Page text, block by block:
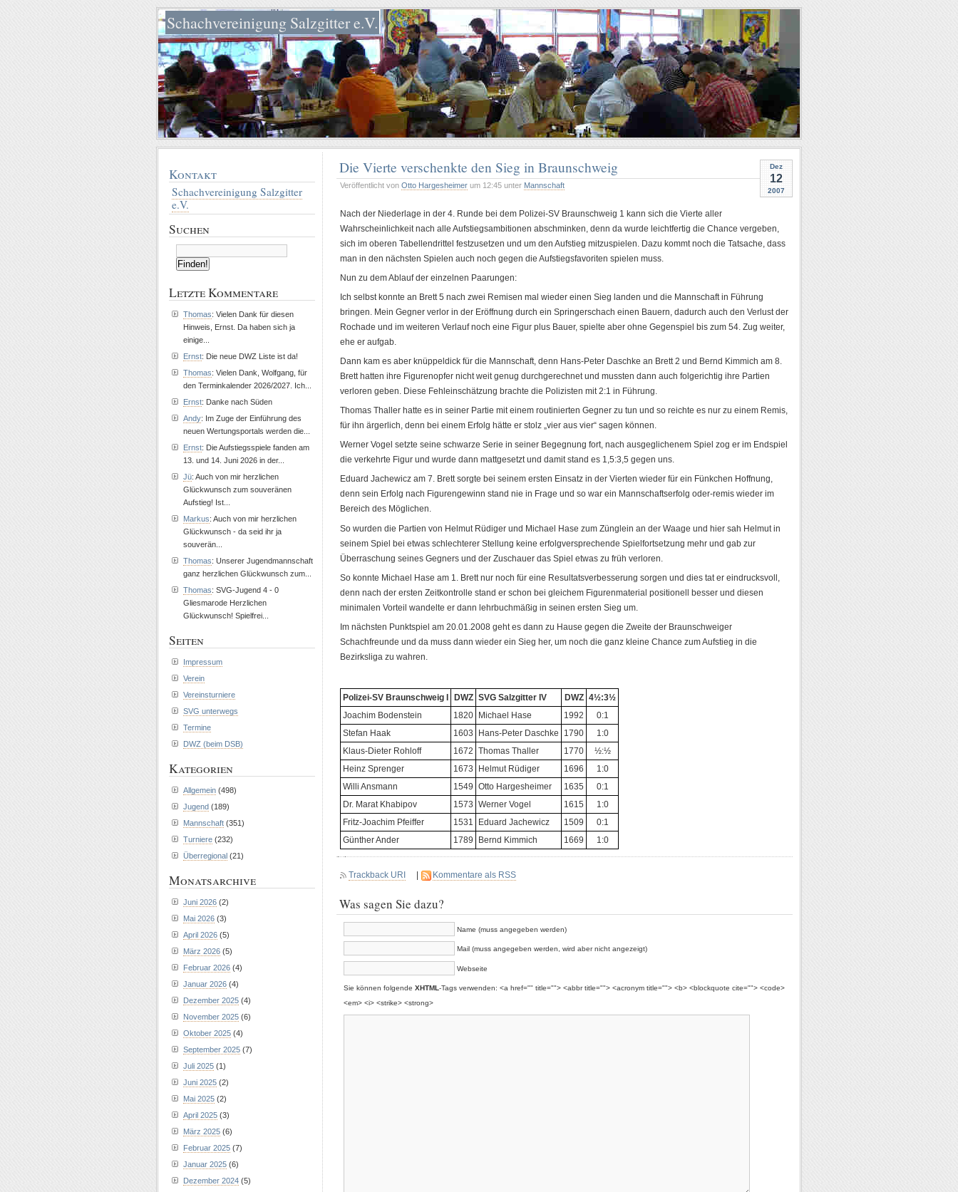
Schachvereinigung Salzgitter e.V.
Dez
12
2007
Die Vierte verschenkte den Sieg in Braunschweig
Veröffentlicht von Otto Hargesheimer um 12:45 unter Mannschaft
Nach der Niederlage in der 4. Runde bei dem Polizei-SV Braunschweig 1 kann sich die Vierte aller
Wahrscheinlichkeit nach alle Aufstiegsambitionen abschminken, denn da wurde leichtfertig die Chance vergeben,
sich im oberen Tabellendrittel festzusetzen und um den Aufstieg mitzuspielen. Dazu kommt noch die Tatsache, dass
man in den nächsten Spielen auch noch gegen die Aufstiegsfavoriten spielen muss.
Nun zu dem Ablauf der einzelnen Paarungen:
Ich selbst konnte an Brett 5 nach zwei Remisen mal wieder einen Sieg landen und die Mannschaft in Führung
bringen. Mein Gegner verlor in der Eröffnung durch ein Springerschach einen Bauern, dadurch auch den Verlust der
Rochade und im weiteren Verlauf noch eine Figur plus Bauer, spielte aber ohne Gegenspiel bis zum 54. Zug weiter,
ehe er aufgab.
Dann kam es aber knüppeldick für die Mannschaft, denn Hans-Peter Daschke an Brett 2 und Bernd Kimmich am 8.
Brett hatten ihre Figurenopfer nicht weit genug durchgerechnet und mussten dann auch folgerichtig ihre Partien
verloren geben. Diese Fehleinschätzung brachte die Polizisten mit 2:1 in Führung.
Thomas Thaller hatte es in seiner Partie mit einem routinierten Gegner zu tun und so reichte es nur zu einem Remis,
für ihn ärgerlich, denn bei einem Erfolg hätte er stolz „vier aus vier“ sagen können.
Werner Vogel setzte seine schwarze Serie in seiner Begegnung fort, nach ausgeglichenem Spiel zog er im Endspiel
die verkehrte Figur und wurde dann mattgesetzt und damit stand es 1,5:3,5 gegen uns.
Eduard Jachewicz am 7. Brett sorgte bei seinem ersten Einsatz in der Vierten wieder für ein Fünkchen Hoffnung,
denn sein Erfolg nach Figurengewinn stand nie in Frage und so war ein Mannschaftserfolg oder-remis wieder im
Bereich des Möglichen.
So wurden die Partien von Helmut Rüdiger und Michael Hase zum Zünglein an der Waage und hier sah Helmut in
seinem Spiel bei etwas schlechterer Stellung keine erfolgversprechende Spielfortsetzung mehr und gab zur
Überraschung seines Gegners und der Zuschauer das Spiel etwas zu früh verloren.
So konnte Michael Hase am 1. Brett nur noch für eine Resultatsverbesserung sorgen und dies tat er eindrucksvoll,
denn nach der ersten Zeitkontrolle stand er schon bei gleichem Figurenmaterial positionell besser und diesen
minimalen Vorteil wandelte er dann lehrbuchmäßig in seinen ersten Sieg um.
Im nächsten Punktspiel am 20.01.2008 geht es dann zu Hause gegen die Zweite der Braunschweiger
Schachfreunde und da muss dann wieder ein Sieg her, um noch die ganz kleine Chance zum Aufstieg in die
Bezirksliga zu wahren.
Polizei-SV Braunschweig I DWZ SVG Salzgitter IV DWZ 4½:3½
Joachim Bodenstein
1820 Michael Hase 1992
0:1
Stefan Haak
1603 Hans-Peter Daschke 1790
1:0
Klaus-Dieter Rohloff
1672 Thomas Thaller 1770
½:½
Heinz Sprenger
1673 Helmut Rüdiger 1696
1:0
Willi Ansmann
1549 Otto Hargesheimer 1635
0:1
Dr. Marat Khabipov
1573 Werner Vogel 1615
1:0
Fritz-Joachim Pfeiffer
1531 Eduard Jachewicz 1509
0:1
Günther Ander
1789 Bernd Kimmich 1669 1:0
Trackback URI Kommentare als RSS
Was sagen Sie dazu?
Name (muss angegeben werden)
Mail (muss angegeben werden, wird aber nicht angezeigt)
Webseite
Sie können folgende XHTML -Tags verwenden: <a href="" title=""> <abbr title=""> <acronym title=""> <b> <blockquote cite=""> <code>
<em> <i> <strike> <strong>
Kontakt
Schachvereinigung Salzgitter
e.V.
Suchen
Letzte Kommentare
Thomas: Vielen Dank für diesen
Hinweis, Ernst. Da haben sich ja
einige...
Ernst: Die neue DWZ Liste ist da!
Thomas: Vielen Dank, Wolfgang, für
den Terminkalender 2026/2027. Ich...
Ernst: Danke nach Süden
Andy: Im Zuge der Einführung des
neuen Wertungsportals werden die...
Ernst: Die Aufstiegsspiele fanden am
13. und 14. Juni 2026 in der...
Jü: Auch von mir herzlichen
Glückwunsch zum souveränen
Aufstieg! Ist...
Markus: Auch von mir herzlichen
Glückwunsch - da seid ihr ja
souverän...
Thomas: Unserer Jugendmannschaft
ganz herzlichen Glückwunsch zum...
Thomas: SVG-Jugend 4 - 0
Gliesmarode Herzlichen
Glückwunsch! Spielfrei...
Seiten
Impressum
Verein
Vereinsturniere
SVG unterwegs
Termine
DWZ (beim DSB)
Kategorien
Allgemein (498)
Jugend (189)
Mannschaft (351)
Turniere (232)
Überregional (21)
Monatsarchive
Juni 2026 (2)
Mai 2026 (3)
April 2026 (5)
März 2026 (5)
Februar 2026 (4)
Januar 2026 (4)
Dezember 2025 (4)
November 2025 (6)
Oktober 2025 (4)
September 2025 (7)
Juli 2025 (1)
Juni 2025 (2)
Mai 2025 (2)
April 2025 (3)
März 2025 (6)
Februar 2025 (7)
Januar 2025 (6)
Dezember 2024 (5)